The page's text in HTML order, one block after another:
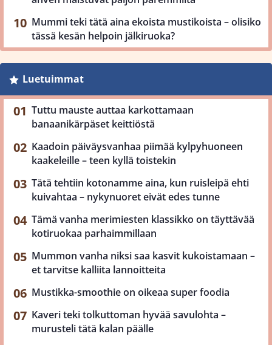
Mummi teki tätä aina ekoista mustikoista – olisiko
tässä kesän helpoin jälkiruoka?
Luetuimmat
Tuttu mauste auttaa karkottamaan
banaanikärpäset keittiöstä
Kaadoin päiväysvanhaa piimää kylpyhuoneen
kaakeleille – teen kyllä toistekin
Tätä tehtiin kotonamme aina, kun ruisleipä ehti
kuivahtaa – nykynuoret eivät edes tunne
Tämä vanha merimiesten klassikko on täyttävää
kotiruokaa parhaimmillaan
Mummon vanha niksi saa kasvit kukoistamaan –
et tarvitse kalliita lannoitteita
Mustikka-smoothie on oikeaa super foodia
Kaveri teki tolkuttoman hyvää savulohta –
murusteli tätä kalan päälle